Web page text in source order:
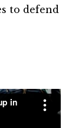
to defend